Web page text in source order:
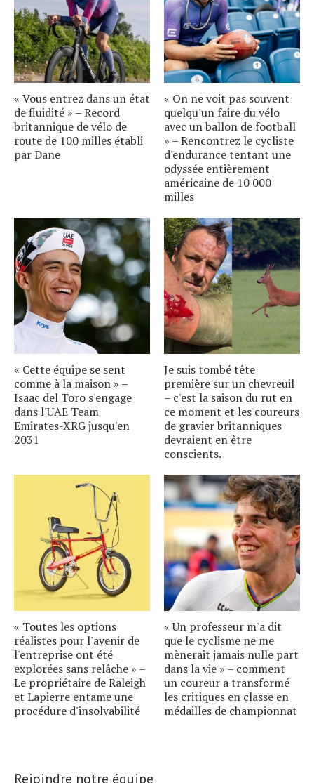
« Vous entrez dans un état
de fluidité » – Record
britannique de vélo de
route de 100 milles établi
par Dane
« On ne voit pas souvent
quelqu'un faire du vélo
avec un ballon de football
» – Rencontrez le cycliste
d'endurance tentant une
odyssée entièrement
américaine de 10 000
milles
« Cette équipe se sent
comme à la maison » –
Isaac del Toro s'engage
dans l'UAE Team
Emirates-XRG jusqu'en
2031
Je suis tombé tête
première sur un chevreuil
– c'est la saison du rut en
ce moment et les coureurs
de gravier britanniques
devraient en être
conscients.
« Toutes les options
réalistes pour l'avenir de
l'entreprise ont été
explorées sans relâche » –
Le propriétaire de Raleigh
et Lapierre entame une
procédure d'insolvabilité
« Un professeur m'a dit
que le cyclisme ne me
mènerait jamais nulle part
dans la vie » – comment
un coureur a transformé
les critiques en classe en
médailles de championnat
Rejoindre notre équipe